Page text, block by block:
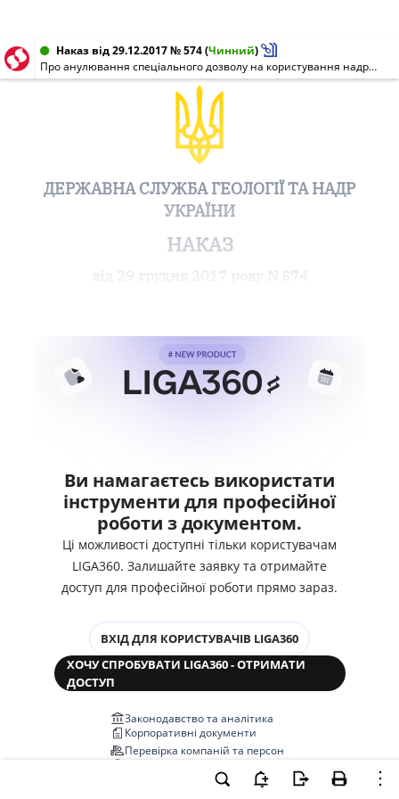
Наказ від 29.12.2017 № 574(Чинний)
Про анулювання спеціального дозволу на користування надрами N 5459 від 18.01.2012
ДЕРЖАВНА СЛУЖБА ГЕОЛОГІЇ ТА НАДР
УКРАЇНИ
НАКАЗ
Ви намагаєтесь використати
інструменти для професійної
роботи з документом.
Ці можливості доступні тільки користувачам
LIGA360. Залишайте заявку та отримайте
доступ для професійної роботи прямо зараз.
ВХІД ДЛЯ КОРИСТУВАЧІВ LIGA360
ХОЧУ СПРОБУВАТИ LIGA360 - ОТРИМАТИ
ДОСТУП
Законодавство та аналітика
Корпоративні документи
Перевірка компаній та персон
Аналіз судової практики